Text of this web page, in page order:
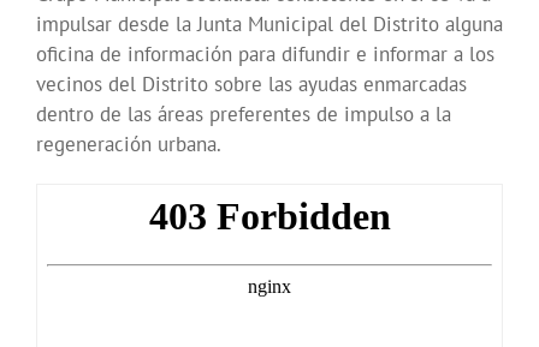
impulsar desde la Junta Municipal del Distrito alguna
oficina de información para difundir e informar a los
vecinos del Distrito sobre las ayudas enmarcadas
dentro de las áreas preferentes de impulso a la
regeneración urbana.